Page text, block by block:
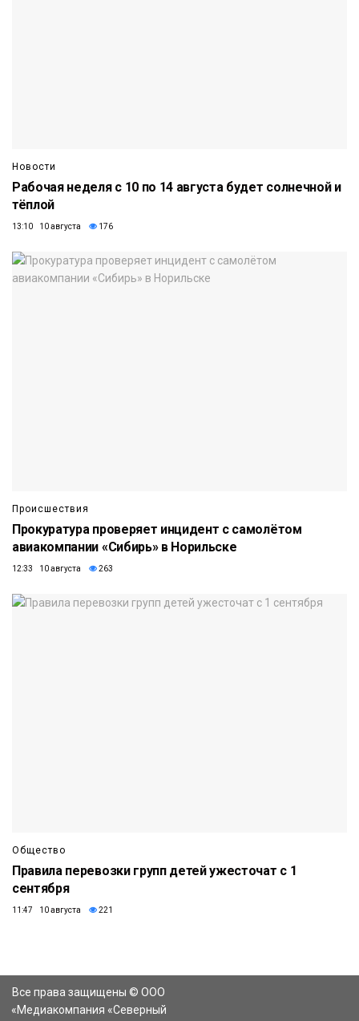
Новости
Рабочая неделя с 10 по 14 августа будет солнечной и
тёплой
13:10 10 августа 176
Происшествия
Прокуратура проверяет инцидент с самолётом
авиакомпании «Сибирь» в Норильске
12:33 10 августа 263
Общество
Правила перевозки групп детей ужесточат с 1
сентября
11:47 10 августа 221
Все права защищены © ООО
«Медиакомпания «Северный